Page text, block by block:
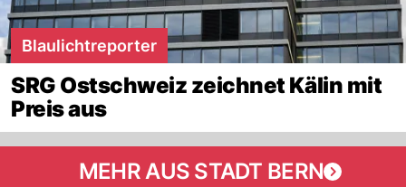
Blaulichtreporter
SRG Ostschweiz zeichnet Kälin mit
Preis aus
MEHR AUS STADT BERN